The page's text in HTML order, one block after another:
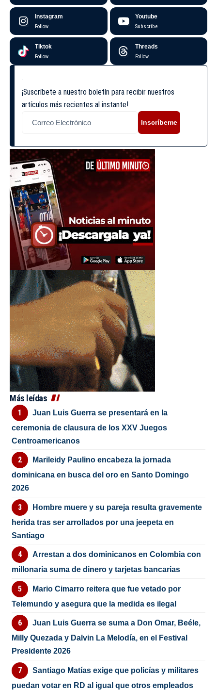
Instagram
Follow
Youtube
Subscribe
Tiktok
Follow
Threads
Follow
¡Suscríbete a nuestro boletín para recibir nuestros
artículos más recientes al instante!
Inscríbeme
Más leídas
Juan Luis Guerra se presentará en la
ceremonia de clausura de los XXV Juegos
Centroamericanos
Marileidy Paulino encabeza la jornada
dominicana en busca del oro en Santo Domingo
2026
Hombre muere y su pareja resulta gravemente
herida tras ser arrollados por una jeepeta en
Santiago
Arrestan a dos dominicanos en Colombia con
millonaria suma de dinero y tarjetas bancarias
Mario Cimarro reitera que fue vetado por
Telemundo y asegura que la medida es ilegal
Juan Luis Guerra se suma a Don Omar, Beéle,
Milly Quezada y Dalvin La Melodía, en el Festival
Presidente 2026
Santiago Matías exige que policías y militares
puedan votar en RD al igual que otros empleados